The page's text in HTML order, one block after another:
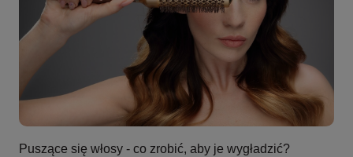
Puszące się włosy - co zrobić, aby je wygładzić?